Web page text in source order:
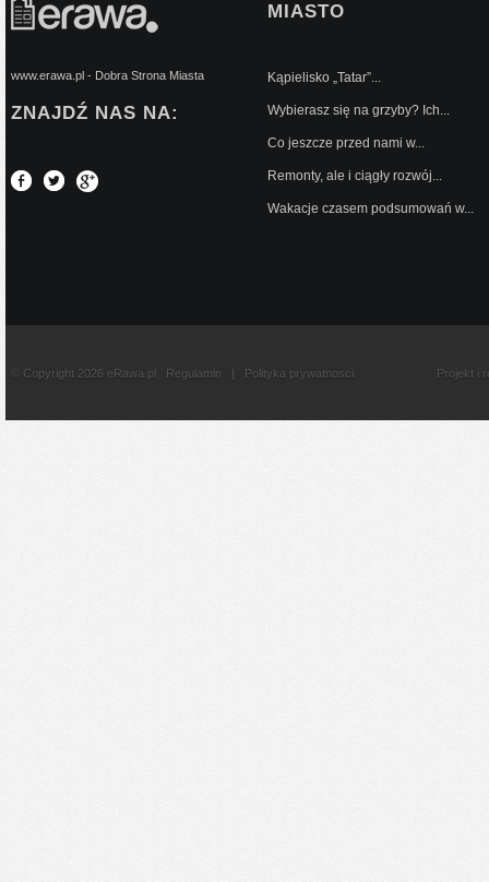
www.erawa.pl - Dobra Strona Miasta
ZNAJDŹ NAS NA:
MIASTO
Kąpielisko „Tatar”...
Wybierasz się na grzyby? Ich...
Co jeszcze przed nami w...
Remonty, ale i ciągły rozwój...
Wakacje czasem podsumowań w...
© Copyright 2026 eRawa.pl Regulamin | Polityka prywatnosci Projekt i